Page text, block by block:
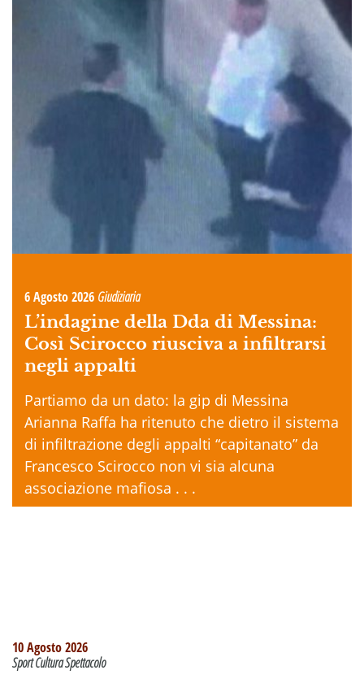
6 Agosto 2026 Giudiziaria
L’indagine della Dda di Messina:
Così Scirocco riusciva a infiltrarsi
negli appalti
Partiamo da un dato: la gip di Messina
Arianna Raffa ha ritenuto che dietro il sistema
di infiltrazione degli appalti “capitanato” da
Francesco Scirocco non vi sia alcuna
associazione mafiosa . . .
10 Agosto 2026
Sport Cultura Spettacolo